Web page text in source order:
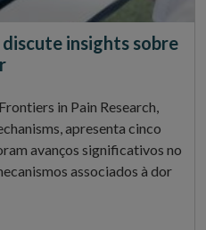
insights sobre
in Pain Research,
apresenta cinco
avanços significativos no
associados à dor